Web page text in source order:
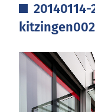
KARRIERE